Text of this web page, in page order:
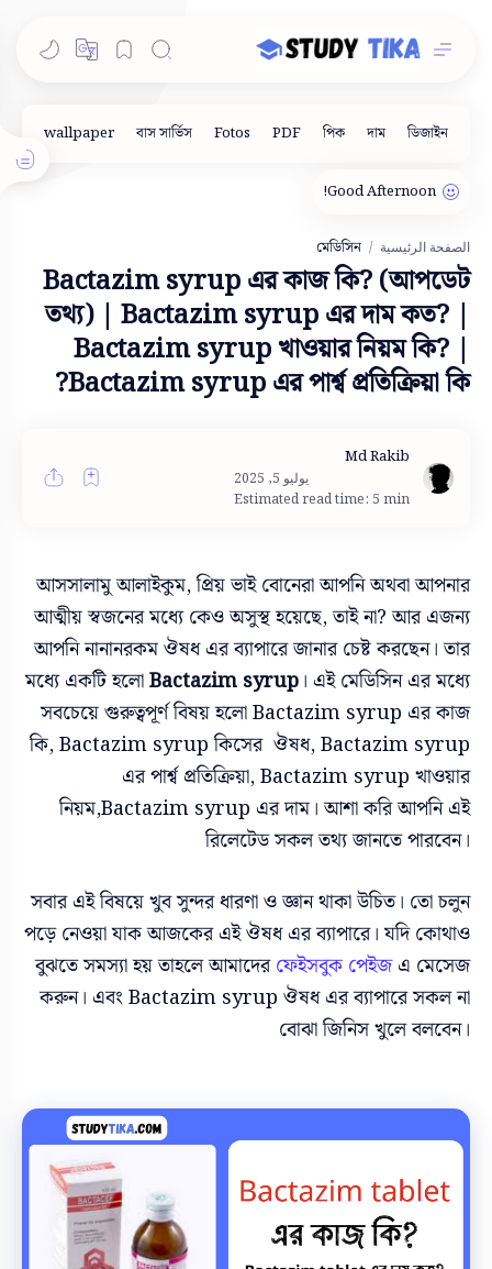
الصفحة الرئيسية মেডিসিন
Bactazim syrup এর কাজ কি? (আপডেট
তথ্য) | Bactazim syrup এর দাম কত? |
Bactazim syrup খাওয়ার নিয়ম কি? |
Bactazim syrup এর পার্শ্ব প্রতিক্রিয়া কি?
Estimated read time: 5 min
আসসালামু আলাইকুম, প্রিয় ভাই বোনেরা আপনি অথবা আপনার
আত্মীয় স্বজনের মধ্যে কেও অসুস্থ হয়েছে, তাই না? আর এজন্য
আপনি নানানরকম ঔষধ এর ব্যাপারে জানার চেষ্ট করছেন। তার
মধ্যে একটি হলোBactazim syrup। এই মেডিসিন এর মধ্যে
সবচেয়ে গুরুত্বপূর্ণ বিষয় হলো Bactazim syrup এর কাজ
কি, Bactazim syrup কিসের ঔষধ,Bactazim syrup
এর পার্শ্ব প্রতিক্রিয়া,Bactazim syrup খাওয়ার
নিয়ম,Bactazim syrup এর দাম। আশা করি আপনি এই
রিলেটেড সকল তথ্য জানতে পারবেন।
সবার এই বিষয়ে খুব সুন্দর ধারণা ও জ্ঞান থাকা উচিত। তো চলুন
পড়ে নেওয়া যাক আজকের এইঔষধ এর ব্যাপারে। যদি কোথাও
বুঝতে সমস্যা হয় তাহলে আমাদেরফেইসবুক পেইজএ মেসেজ
করুন। এবংBactazim syrup ঔষধ এর ব্যাপারে সকল না
বোঝা জিনিস খুলে বলবেন।